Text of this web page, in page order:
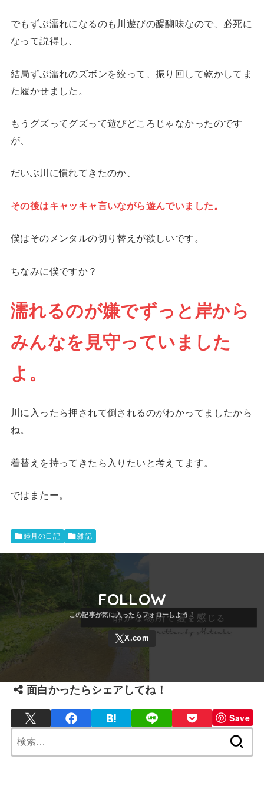
でもずぶ濡れになるのも川遊びの醍醐味なので、必死に
なって説得し、
結局ずぶ濡れのズボンを絞って、振り回して乾かしてま
た履かせました。
もうグズってグズって遊びどころじゃなかったのです
が、
だいぶ川に慣れてきたのか、
その後はキャッキャ言いながら遊んでいました。
僕はそのメンタルの切り替えが欲しいです。
ちなみに僕ですか？
濡れるのが嫌でずっと岸から
みんなを見守っていました
よ。
川に入ったら押されて倒されるのがわかってましたから
ね。
着替えを持ってきたら入りたいと考えてます。
ではまたー。
睦月の日記 雑記
FOLLOW
面白かったらシェアしてね！
Save
索: